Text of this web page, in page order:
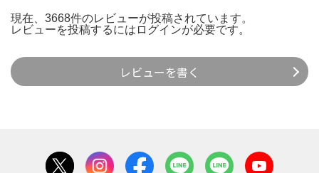
現在、3668件のレビューが投稿されています。
レビューを投稿するには ログインが必要です。
レビューを書く